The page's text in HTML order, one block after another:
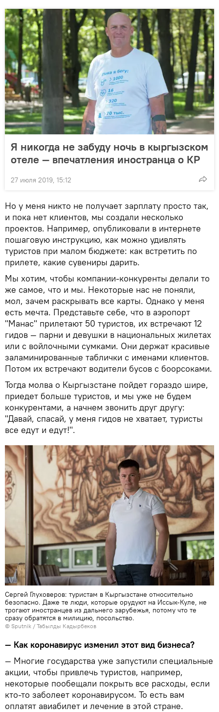
Я никогда не забуду ночь в кыргызском
отеле — впечатления иностранца о КР
27 июля 2019, 15:12
Но у меня никто не получает зарплату просто так,
и пока нет клиентов, мы создали несколько
проектов. Например, опубликовали в интернете
пошаговую инструкцию, как можно удивлять
туристов при малом бюджете: как встретить по
прилете, какие сувениры дарить.
Мы хотим, чтобы компании-конкуренты делали то
же самое, что и мы. Некоторые нас не поняли,
мол, зачем раскрывать все карты. Однако у меня
есть мечта. Представьте себе, что в аэропорт
"Манас" прилетают 50 туристов, их встречают 12
гидов — парни и девушки в национальных жилетах
или с войлочными сумками. Они держат красивые
заламинированные таблички с именами клиентов.
Потом их встречают водители бусов с боорсоками.
Тогда молва о Кыргызстане пойдет гораздо шире,
приедет больше туристов, и мы уже не будем
конкурентами, а начнем звонить друг другу:
"Давай, спасай, у меня гидов не хватает, туристы
все едут и едут!".
Сергей Глуховеров: туристам в Кыргызстане относительно
безопасно. Даже те люди, которые орудуют на Иссык-Куле, не
трогают иностранцев из дальнего зарубежья, потому что те
сразу обратятся в милицию, посольство.
© Sputnik / Табылды Кадырбеков
— Как коронавирус изменил этот вид бизнеса?
— Многие государства уже запустили специальные
акции, чтобы привлечь туристов, например,
некоторые пообещали покрыть все расходы, если
кто-то заболеет коронавирусом. То есть вам
оплатят авиабилет и лечение в этой стране.